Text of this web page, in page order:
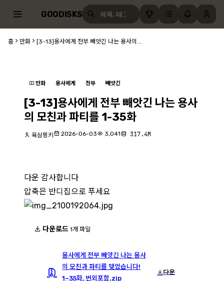
GOODISKS
홈 만화 [3-13]용사에게 전부 빼앗긴 나는 용사의...
만화 용사에게 전부 빼앗긴
[3-13]용사에게 전부 빼앗긴 나는 용사
의 모친과 파티를 1-35화
육삼핑키 2026-06-03 3,041 317.4M
다운 감사합니다
압축은 반디집으로 푸세요
다운로드 1개 파일
용사에게 전부 빼앗긴 나는 용사
의 모친과 파티를 맺었습니다!
1~35화, 번외포함.zip
다운